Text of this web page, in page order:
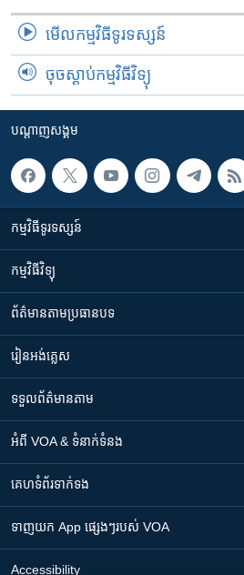
មើល​កម្មវិធី​ទូរទស្សន៍
ចុចស្តាប់កម្មវិធីវិទ្យុ
បណ្តាញ​សង្គម
កម្មវិធី​ទូរទស្សន៍
កម្មវិធី​វិទ្យុ
ព័ត៌មាន​តាមប្រធានបទ​
រៀន​​អង់គ្លេស
ទទួល​ព័ត៌មាន​តាម
អំពី​ VOA & ទំនាក់ទំនង
គេហទំព័រ​​ទាក់ទង
ទាញយក​ App ផ្សេងៗ​របស់​ VOA
Accessibility